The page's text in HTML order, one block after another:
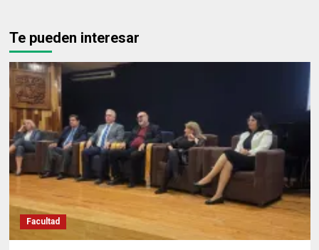
Te pueden interesar
Facultad